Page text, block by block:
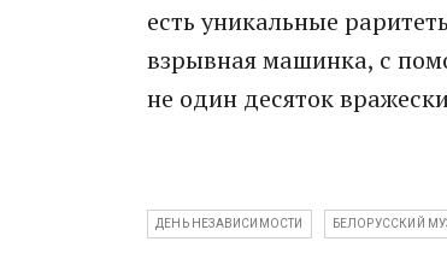
есть уникальные
взрывная машинка, с
не один десяток
ДЕНЬ НЕЗАВИСИМОСТИ БЕЛОРУССКИЙ